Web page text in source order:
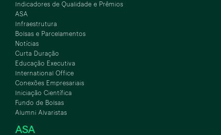
Indicadores de Qualidade e Prêmios
ASA
Infraestrutura
Bolsas e Parcelamentos
Notícias
Curta Duração
Educação Executiva
International Office
Conexões Empresariais
Iniciação Científica
Fundo de Bolsas
Alumni Alvaristas
ASA